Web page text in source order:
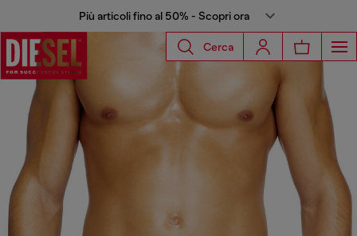
Più articoli fino al 50% - Scopri ora
Cerca